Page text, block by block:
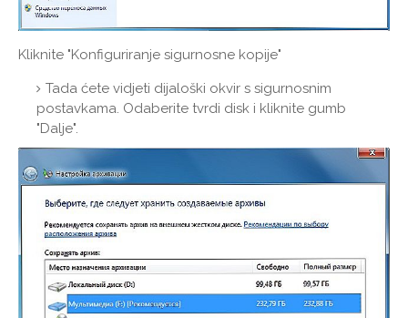
Kliknite "Konfiguriranje sigurnosne kopije"
Tada ćete vidjeti dijaloški okvir s sigurnosnim
postavkama. Odaberite tvrdi disk i kliknite gumb
"Dalje".